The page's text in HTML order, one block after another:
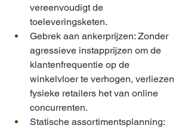
vereenvoudigt de
toeleveringsketen.
Gebrek aan ankerprijzen: Zonder
agressieve instapprijzen om de
klantenfrequentie op de
winkelvloer te verhogen, verliezen
fysieke retailers het van online
concurrenten.
Statische assortimentsplanning: